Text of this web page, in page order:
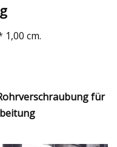
cm.
für